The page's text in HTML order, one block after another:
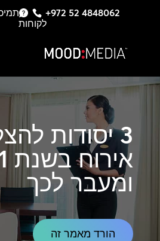
+972 52 4848062
לקוחות
3 יסודות
אירוח
ומעבר לכך
הורד מאמר זה